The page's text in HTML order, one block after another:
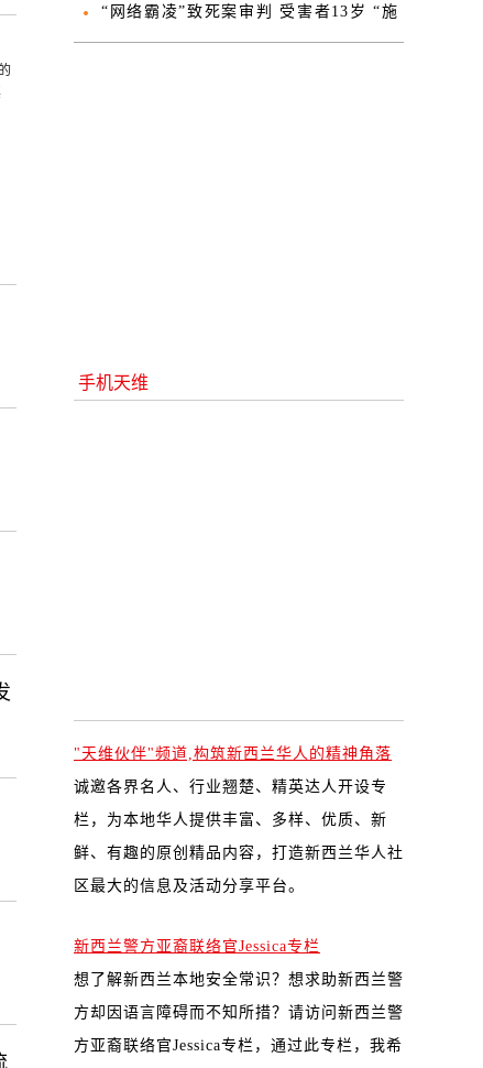
心”
“网络霸凌”致死案审判 受害者13岁 “施
暴者”16岁
手机天维
"天维伙伴"频道,构筑新西兰华人的精神角落
诚邀各界名人、行业翘楚、精英达人开设专
栏，为本地华人提供丰富、多样、优质、新
鲜、有趣的原创精品内容，打造新西兰华人社
区最大的信息及活动分享平台。
新西兰警方亚裔联络官Jessica专栏
想了解新西兰本地安全常识？想求助新西兰警
方却因语言障碍而不知所措？请访问新西兰警
方亚裔联络官Jessica专栏，通过此专栏，我希